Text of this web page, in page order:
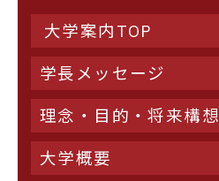
大学案内TOP
学長メッセージ
理念・目的・将来構想
大学概要